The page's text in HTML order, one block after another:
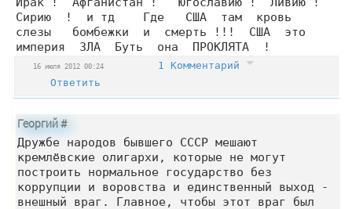
Сирию ! и тд Где США там кровь
слезы бомбежки и смерть !!! США это
империя ЗЛА Буть она ПРОКЛЯТА !
16 июля 2012 00:24
1 Комментарий
Ответить
Георгий#
Дружбе народов бывшего СССР мешают
кремлёвские олигархи, которые не могут
построить нормальное государство без
коррупции и воровства и единственный выход -
внешный враг. Главное, чтобы этот враг был